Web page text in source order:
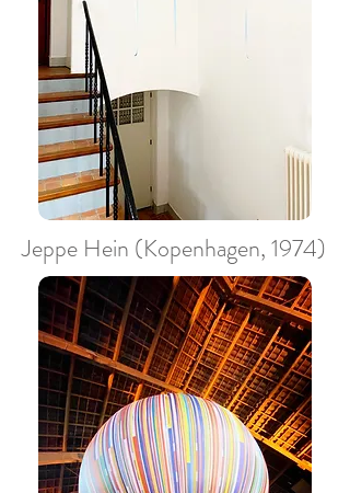
Jeppe Hein (Kopenhagen, 1974)